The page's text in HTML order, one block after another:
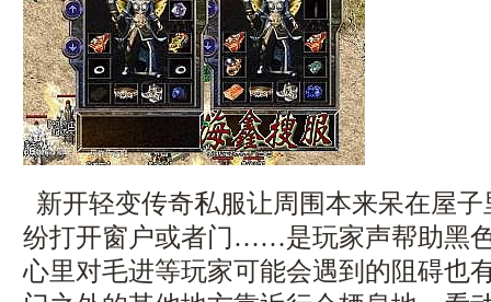
新开轻变传奇私服让周围本来呆在屋
纷打开窗户或者门……是玩家声帮助黑
心里对毛进等玩家可能会遇到的阻碍也